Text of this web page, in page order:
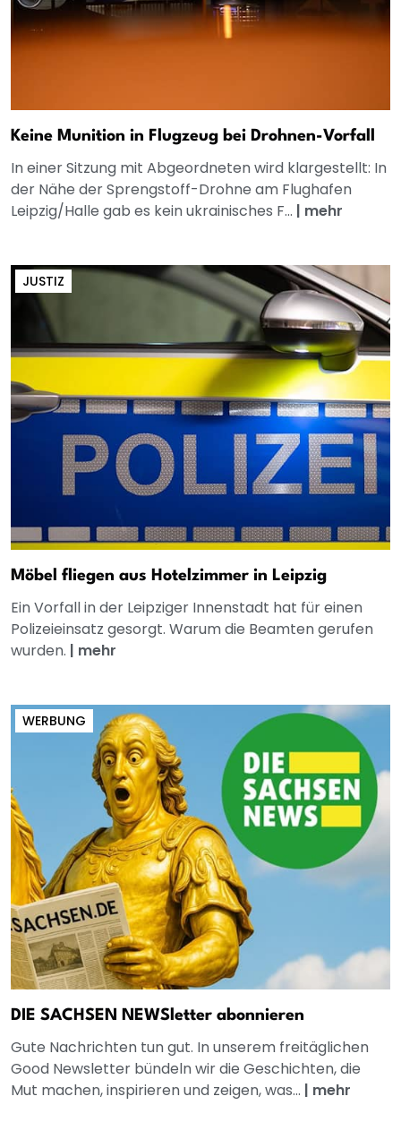
Keine Munition in Flugzeug bei Drohnen-Vorfall
In einer Sitzung mit Abgeordneten wird klargestellt: In
der Nähe der Sprengstoff-Drohne am Flughafen
Leipzig/Halle gab es kein ukrainisches F... | mehr
JUSTIZ
Möbel fliegen aus Hotelzimmer in Leipzig
Ein Vorfall in der Leipziger Innenstadt hat für einen
Polizeieinsatz gesorgt. Warum die Beamten gerufen
wurden. | mehr
WERBUNG
DIE SACHSEN NEWSletter abonnieren
Gute Nachrichten tun gut. In unserem freitäglichen
Good Newsletter bündeln wir die Geschichten, die
Mut machen, inspirieren und zeigen, was... | mehr